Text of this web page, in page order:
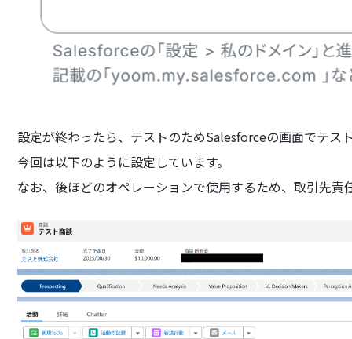
設定が終わったら、テストのためSalesforceの画面でテス
今回は以下のように設定しています。
なお、後ほどのオペレーションで使用するため、取引先